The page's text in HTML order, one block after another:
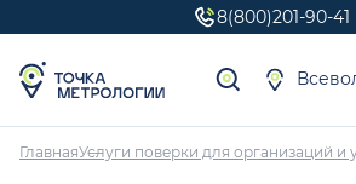
8(800)201-90-41
ГлавнаяУслуги поверки для организаций и